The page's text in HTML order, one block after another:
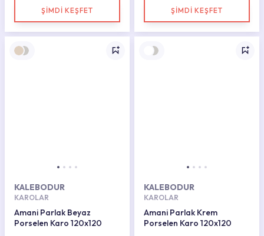
ŞİMDİ KEŞFET ŞİMDİ KEŞFET
KALEBODUR
KAROLAR
Amani Parlak Beyaz
Porselen Karo 120x120
KALEBODUR
KAROLAR
Amani Parlak Krem
Porselen Karo 120x120